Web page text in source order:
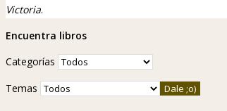
Victoria.
Encuentra libros
Categorías
Temas